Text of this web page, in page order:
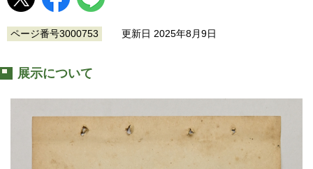
ページ番号3000753 更新日 2025年8月9日
展示について